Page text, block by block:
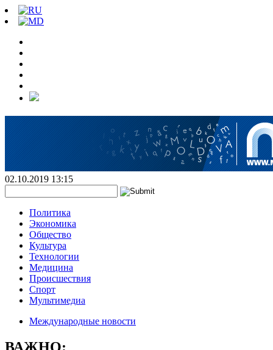
02.10.2019 13:15
Политика
Экономика
Общество
Культура
Технологии
Медицина
Происшествия
Спорт
Мультимедиа
Международные новости